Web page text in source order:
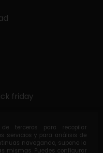
terceros para recopilar
servicios y para análisis de
navegando, supone la
mismas. Puedes configurar
friday
x